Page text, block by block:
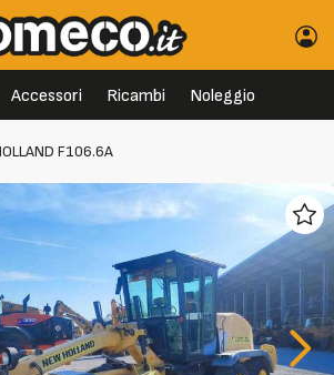
Accessori Ricambi Noleggio
F106.6A